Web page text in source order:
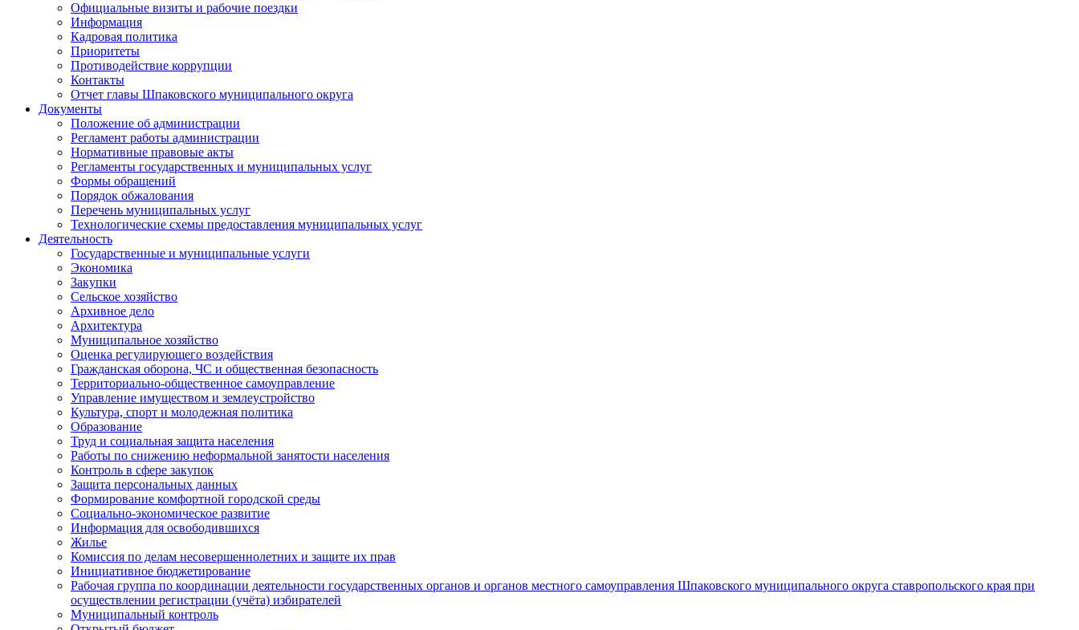
Официальные визиты и рабочие поездки
Информация
Кадровая политика
Приоритеты
Противодействие коррупции
Контакты
Отчет главы Шпаковского муниципального округа
Документы
Положение об администрации
Регламент работы администрации
Нормативные правовые акты
Регламенты государственных и муниципальных услуг
Формы обращений
Порядок обжалования
Перечень муниципальных услуг
Технологические схемы предоставления муниципальных услуг
Деятельность
Государственные и муниципальные услуги
Экономика
Закупки
Сельское хозяйство
Архивное дело
Архитектура
Муниципальное хозяйство
Оценка регулирующего воздействия
Гражданская оборона, ЧС и общественная безопасность
Территориально-общественное самоуправление
Управление имуществом и землеустройство
Культура, спорт и молодежная политика
Образование
Труд и социальная защита населения
Работы по снижению неформальной занятости населения
Контроль в сфере закупок
Защита персональных данных
Формирование комфортной городской среды
Социально-экономическое развитие
Информация для освободившихся
Жилье
Комиссия по делам несовершеннолетних и защите их прав
Инициативное бюджетирование
Рабочая группа по координации деятельности государственных органов и органов местного самоуправления Шпаковского муниципального округа ставропольского края при
осуществлении регистрации (учёта) избирателей
Муниципальный контроль